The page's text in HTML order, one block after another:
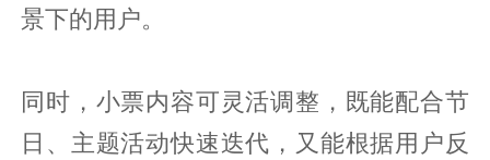
景下的用户。
同时，小票内容可灵活调整，既能配合节
日、主题活动快速迭代，又能根据用户反